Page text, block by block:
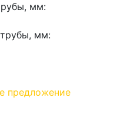
мм:
мм:
предложение